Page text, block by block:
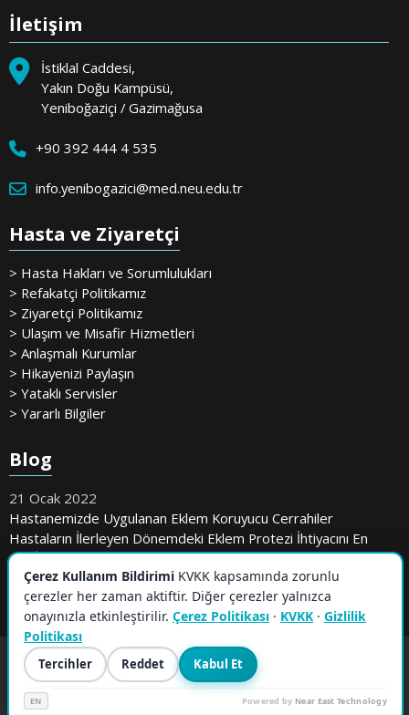
İletişim
İstiklal Caddesi,
Yakın Doğu Kampüsü,
Yeniboğaziçi / Gazimağusa
+90 392 444 4 535
info.yenibogazici@med.neu.edu.tr
Hasta ve Ziyaretçi
> Hasta Hakları ve Sorumlulukları
> Refakatçi Politikamız
> Ziyaretçi Politikamız
> Ulaşım ve Misafir Hizmetleri
> Anlaşmalı Kurumlar
> Hikayenizi Paylaşın
> Yataklı Servisler
> Yararlı Bilgiler
Blog
21 Ocak 2022
Hastanemizde Uygulanan Eklem Koruyucu Cerrahiler
Hastaların İlerleyen Dönemdeki Eklem Protezi İhtiyacını En
Aza İndiriyor
Çerez Kullanım Bildirimi KVKK kapsamında zorunlu
çerezler her zaman aktiftir. Diğer çerezler yalnızca
onayınızla etkinleştirilir. Çerez Politikası · KVKK · Gizlilik
Politikası
Tercihler Reddet Kabul Et
EN Powered by Near East Technology